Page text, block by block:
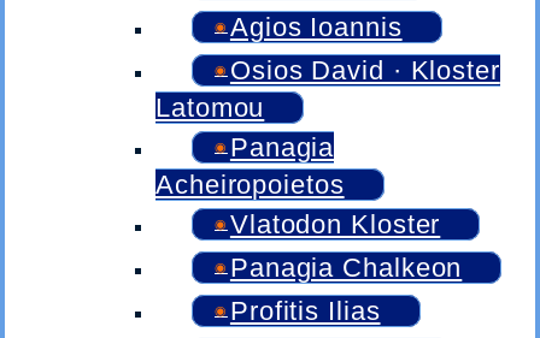
Agios Ioannis
Osios David · Kloster
Latomou
Panagia
Acheiropoietos
Vlatodon Kloster
Panagia Chalkeon
Profitis Ilias